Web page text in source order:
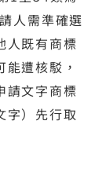
人需準確選
人既有商標
遭核駁，
請文字商標
字）先行取